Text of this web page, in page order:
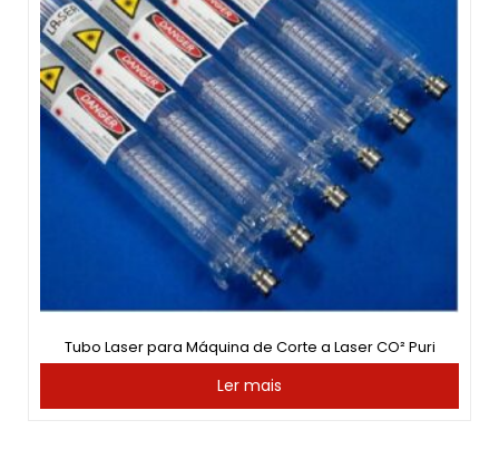
Tubo Laser para Máquina de Corte a Laser CO² Puri
Ler mais